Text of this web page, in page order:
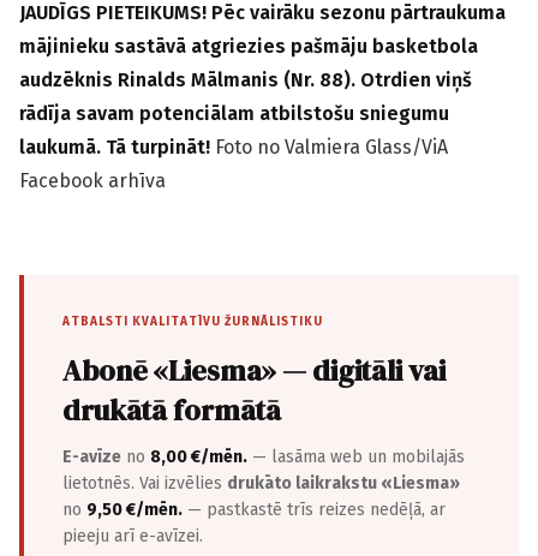
JAUDĪGS PIETEIKUMS! Pēc vairāku sezonu pārtraukuma
mājinieku sastāvā atgriezies pašmāju basketbola
audzēknis Rinalds Mālmanis (Nr. 88). Otrdien viņš
rādīja savam potenciālam atbilstošu sniegumu
laukumā. Tā turpināt! Foto no Valmiera Glass/ViA
Facebook arhīva
ATBALSTI KVALITATĪVU ŽURNĀLISTIKU
Abonē «Liesma» — digitāli vai
drukātā formātā
E-avīze no 8,00 €/mēn. — lasāma web un mobilajās
lietotnēs. Vai izvēlies drukāto laikrakstu «Liesma»
no 9,50 €/mēn. — pastkastē trīs reizes nedēļā, ar
pieeju arī e-avīzei.